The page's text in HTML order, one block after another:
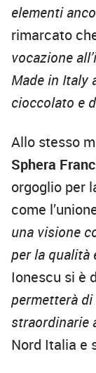
elementi
rimarcato
vocazione
Made in Italy
cioccolato e
Allo stesso
Sphera
orgoglio per
come
una visione
per la qualità
Ionescu si è
permetterà
straordinarie
Nord Italia e